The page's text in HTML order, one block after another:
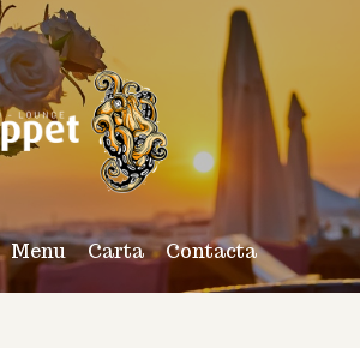
Menu Carta Contacta